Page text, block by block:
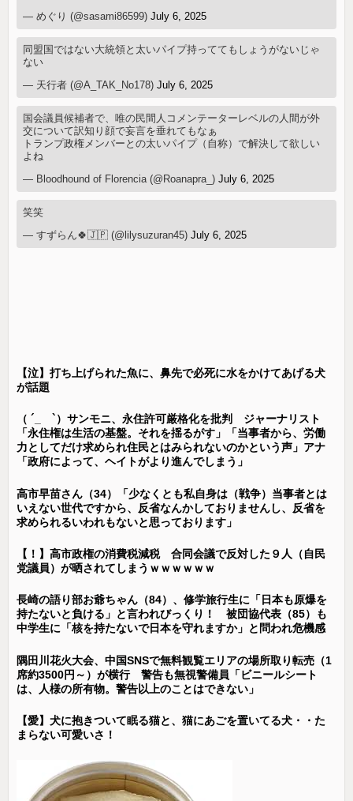
— めぐり (@sasami86599)July 6, 2025
同盟国ではない大統領と太いパイプ持っててもしょうがないじゃ
ない
— 天行者 (@A_TAK_No178)July 6, 2025
国会議員候補者で、唯の民間人コメンテーターレベルの人間が外
交について訳知り顔で妄言を垂れてもなぁ
トランプ政権メンバーとの太いパイプ（自称）で解決して欲しい
よね
— Bloodhound of Florencia (@Roanapra_)July 6, 2025
笑笑
— すずらん🍀🇯🇵 (@lilysuzuran45)July 6, 2025
【泣】打ち上げられた魚に、鼻先で必死に水をかけてあげる犬
が話題
（ ´_ゝ`）サンモニ、永住許可厳格化を批判 ジャーナリスト
「永住権は生活の基盤。それを揺るがす」「当事者から、労働
力としてだけ求められ住民とはみられないのかという声」アナ
「政府によって、ヘイトがより進んでしまう」
高市早苗さん（34）「少なくとも私自身は（戦争）当事者とは
いえない世代ですから、反省なんかしておりませんし、反省を
求められるいわれもないと思っております」
【！】高市政権の消費税減税 合同会議で反対した９人（自民
党議員）が晒されてしまうｗｗｗｗｗｗ
長崎の語り部お爺ちゃん（84）、修学旅行生に「日本も原爆を
持たないと負ける」と言われびっくり！ 被団協代表（85）も
中学生に「核を持たないで日本を守れますか」と問われ危機感
隅田川花火大会、中国SNSで無料観覧エリアの場所取り転売（1
席約3500円～）が横行 警告も無視警備員「ビニールシート
は、人様の所有物。警告以上のことはできない」
【愛】犬に抱きついて眠る猫と、猫にあごを置いてる犬・・た
まらない可愛いさ！